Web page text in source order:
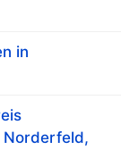
in
Norderfeld,